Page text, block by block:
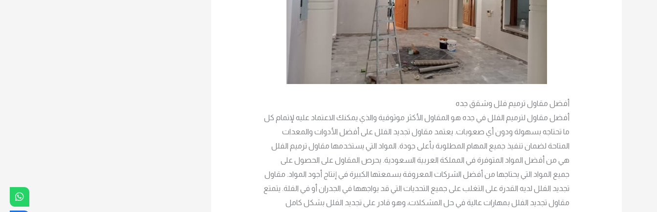
أفضل مقاول ترميم فلل وشقق جده
أفضل مقاول لترميم الفلل في جده هو المقاول الأكثر موثوقية والذي يمكنك الاعتماد عليه لإتمام كل
ما تحتاجه بسهولة ودون أي صعوبات. يعتمد مقاول تجديد الفلل على أفضل الأدوات والمعدات
المتاحة لضمان تنفيذ جميع المهام المطلوبة بأعلى جودة. المواد التي يستخدمها مقاول ترميم الفلل
هي من أفضل المواد المتوفرة في المملكة العربية السعودية. يحرص المقاول على الحصول على
جميع المواد التي يحتاجها من أفضل الشركات المعروفة بسمعتها الكبيرة في إنتاج أجود المواد. مقاول
تجديد الفلل لديه القدرة على التغلب على جميع التحديات التي قد يواجهها في الجدران أو في الفلة. يتمتع
مقاول تجديد الفلل بمهارات عالية في حل المشكلات، وهو قادر على تجديد الفلل بشكل كامل